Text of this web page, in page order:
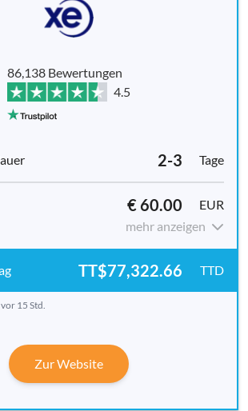
86,138 Bewertungen
4.5
2-3 Tage
€ 60.00
EUR
mehr anzeigen
TT$77,322.66 TTD
vor 15 Std.
Zur Website